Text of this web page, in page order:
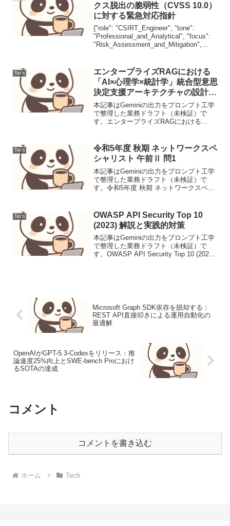
クス脱出の脆弱性（CVSS 10.0）
に対する緊急対応指針
{"role": "CSIRT_Engineer", "tone":
"Professional_and_Analytical", "focus":
"Risk_Assessment_and_Mitigation",
Tech
エンタープライズRAGにおける
「AI×心理学×統計学」統合型意思
決定支援アーキテクチャの設計と
実装
本記事はGeminiの出力をプロンプト工学
で整理した業務ドラフト（未検証）で
す。エンタープライズRAGにおける
マリ】本稿では、エンタープライズRAG
に心理学（行動経...
Tech
令和5年度 秋期 ネットワークスペ
シャリスト 午前Ⅱ 問1
本記事はGeminiの出力をプロンプト工学
で整理した業務ドラフト（未検証）で
す。令和5年度 秋期 ネットワークスペシ
の最大伝送速度を求める計算問題。単位
変換の正...
Tech
OWASP API Security Top 10
(2023) 解説と実践的対策
本記事はGeminiの出力をプロンプト工学
で整理した業務ドラフト（未検証）で
す。OWASP API Security Top 10 (2023)
Microsoft Graph SDK依存を脱却する：
REST API直接叩きによる運用自動化の
最適解
OpenAIがGPT-5.3-Codexをリリース：推
論速度25%向上とSWE-bench Proにおけ
るSOTAの達成
コメント
コメントを書き込む
ホーム Tech